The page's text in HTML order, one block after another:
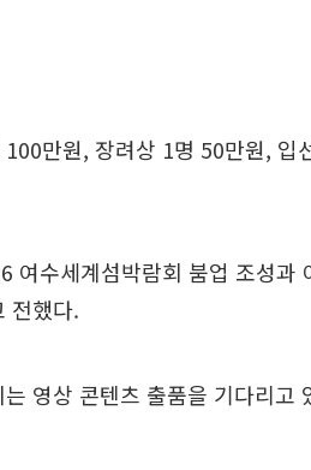
만원, 장려상 1명 50만원, 입
여수세계섬박람회 붐업 조성과
전했다.
영상 콘텐츠 출품을 기다리고